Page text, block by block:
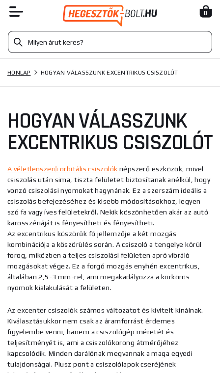
0
HONLAP HOGYAN VÁLASSZUNK EXCENTRIKUS CSISZOLÓT
HOGYAN VÁLASSZUNK
EXCENTRIKUS CSISZOLÓT
A véletlenszerű orbitális csiszolók népszerű eszközök, mivel
csiszolás után sima, tiszta felületet biztosítanak anélkül, hogy
vonzó csiszolási nyomokat hagynának. Ez a szerszám ideális a
csiszolás befejezéséhez és kisebb módosításokhoz, legyen
szó fa vagy íves felületekről. Nekik köszönhetően akár az autó
karosszériáját is fényesítheti és fényesítheti.
Az excentrikus köszörűk fő jellemzője a két mozgás
kombinációja a köszörülés során. A csiszoló a tengelye körül
forog, miközben a teljes csiszolási felületen apró vibráló
mozgásokat végez. Ez a forgó mozgás enyhén excentrikus,
általában 2,5-3 mm-rel, ami megakadályozza a körkörös
nyomok kialakulását a felületen.
Az excenter csiszolók számos változatot és kivitelt kínálnak.
Kiválasztásukkor nem csak az áramforrást érdemes
figyelembe venni, hanem a csiszológép méretét és
teljesítményét is, ami a csiszolókorong átmérőjéhez
kapcsolódik. Minden darálónak megvannak a maga egyedi
tulajdonságai. Plusz pont a csiszolólapok cseréjének